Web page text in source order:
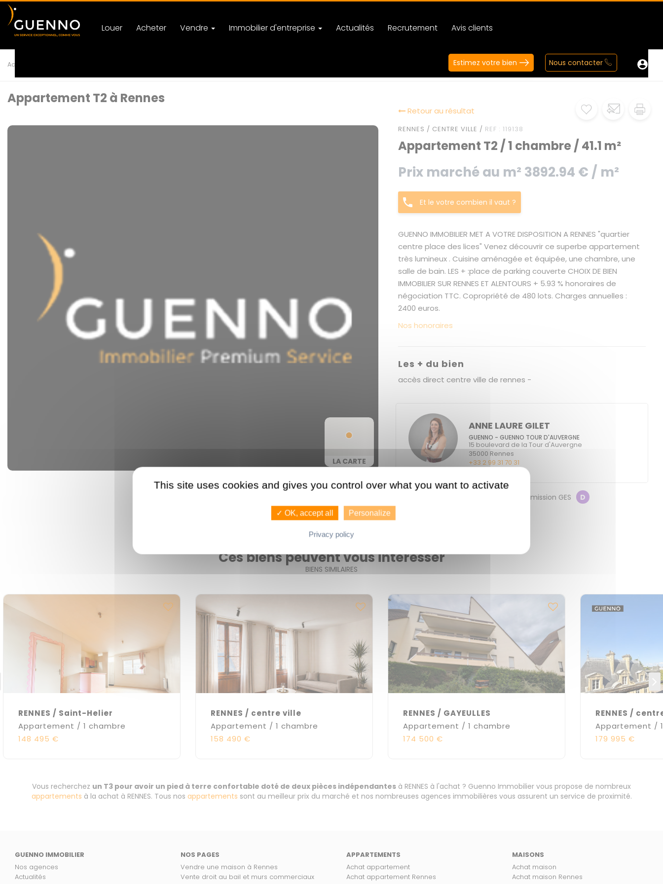
Louer Acheter Vendre Immobilier d'entreprise Actualités Recrutement Avis clients
Estimez votre bien Nous contacter
Accueil
Appartement T2 à Rennes
Retour au résultat
LA CARTE
RENNES / CENTRE VILLE / REF : 119138
Appartement T2 / 1 chambre / 41.1 m²
Prix marché au m² 3892.94 € / m²
Et le votre combien il vaut ?
GUENNO IMMOBILIER MET A VOTRE DISPOSITION A RENNES "quartier
centre place des lices" Venez découvrir ce superbe appartement
très lumineux . Cuisine aménagée et équipée, une chambre, une
salle de bain. LES + :place de parking couverte CHOIX DE BIEN
IMMOBILIER SUR RENNES ET ALENTOURS + 5.93 % honoraires de
négociation TTC. Copropriété de 480 lots. Charges annuelles :
2400 euros.
Nos honoraires
Les + du bien
accès direct centre ville de rennes -
ANNE LAURE GILET
GUENNO - GUENNO TOUR D'AUVERGNE
15 boulevard de la Tour d'Auvergne
35000 Rennes
+33 2 99 31 70 31
Emission GES D
Ces biens peuvent vous intéresser
BIENS SIMILAIRES
RENNES / Saint-Helier
Appartement / 1 chambre
148 495 €
RENNES / centre ville
Appartement / 1 chambre
158 490 €
RENNES / GAYEULLES
Appartement / 1 chambre
174 500 €
RENNES /
Appartement /
179 995 €
Vous recherchez un T3 pour avoir un pied à terre confortable doté de deux pièces indépendantes à RENNES à l'achat ? Guenno Immobilier vous propose de nombreux
appartements à la achat à RENNES. Tous nos appartements sont au meilleur prix du marché et nos nombreuses agences immobilières vous assurent un service de proximité.
GUENNO IMMOBILIER
Nos agences
Actualités
NOS PAGES
Vendre une maison à Rennes
Vente droit au bail et murs commerciaux
APPARTEMENTS
Achat appartement
Achat appartement Rennes
MAISONS
Achat maison
Achat maison Rennes
This site uses cookies and gives you control over what you want to activate
✓ OK, accept all Personalize
Privacy policy